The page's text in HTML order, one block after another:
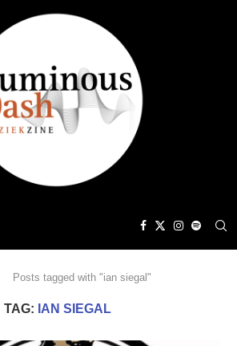
Posts tagged with "ian siegal"
TAG: IAN SIEGAL